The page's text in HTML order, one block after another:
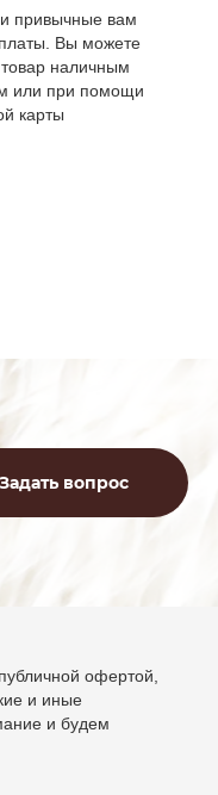
привычные вам
Вы можете
наличным
или при помощи
карты
Задать вопрос
офертой,
и иные
и будем